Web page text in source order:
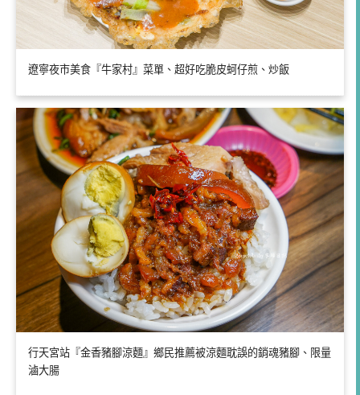
遼寧夜市美食『牛家村』菜單、超好吃脆皮蚵仔煎、炒飯
行天宮站『金香豬腳涼麵』鄉民推薦被涼麵耽誤的銷魂豬腳、限量
滷大腸